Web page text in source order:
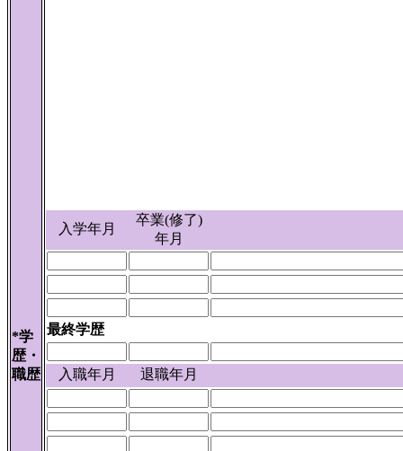
*学
歴・
職歴
入学年月
卒業(修了)
年月
最終学歴
入職年月 退職年月